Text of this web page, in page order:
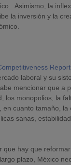
Asimismo, la
la inversión y la
laboral y su
mencionar que a
los monopolios, la
cuanto tamaño,
sanas,
que hay que
plazo, México